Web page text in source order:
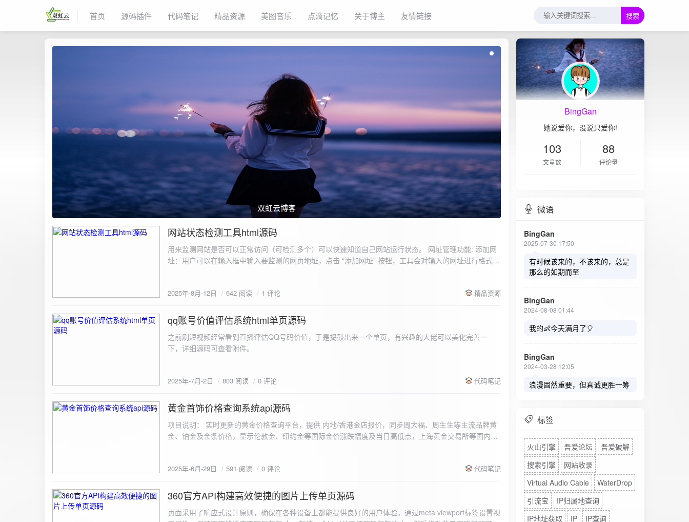
首页 源码插件 代码笔记 精品资源 美图音乐 点滴记忆 关于博主 友情链接 搜索
双虹云博客
2025-8-12
网站状态检测工具html源码
用来监测网站是否可以正常访问（可检测多个）可以快速知道自己网站运行状态。 网址管理功能: 添加网
址：用户可以在输入框中输入要监测的网页地址，点击 “添加网址” 按钮，工具会对输入的网址进行格式验
同时也会从筛选下拉框中移除该网址选项。筛选网址：右侧面板有一个 “筛选网址” 的下拉框，用户可以选
测功能： 设置监测间隔：用户可以在输入框中设置监测间隔时间（单位为秒），默认值为 60 秒。开始 /
停止监测：点击 “开始监测” 按钮，工具会立即对所有已添加的网址进行一次检测，之后按照设置的监测间
隔时间循环检测。点击 “停止监测” 按钮可停止监测。重试机制：在进行网址检测时，如果请求失败，会进
行最多 3 次重试，若重试后仍失败，则记录错误日志。日志记录与显示功能。 日志记录： 每次对网址进
会显示所有或筛选后的监测日志，正常状态的日志为黑色，异常状态的日志为红色。日志会自动滚动到最
2025年-8月-12日 642 阅读 1 评论 精品资源
2025-7-2
qq账号价值评估系统html单页源码
之前刷短视频经常看到直播评估QQ号码价值，于是捣鼓出来一个单页，有兴趣的大佬可以美化完善一
2025年-7月-2日 803 阅读 0 评论 代码笔记
2025-6-29
黄金首饰价格查询系统api源码
项目说明： 实时更新的黄金价格查询平台，提供 内地/香港金店报价，同步周大福、周生生等主流品牌黄
金、铂金及金条价格，显示伦敦金、纽约金等国际金价涨跌幅度及当日高低点，上海黄金交易所等国内黄
2025年-6月-29日 591 阅读 0 评论 代码笔记
2025-6-24
360官方API构建高效便捷的图片上传单页源码
页面采用了响应式设计原则，确保在各种设备上都能提供良好的用户体验。通过meta viewport标签设置视
BingGan
她说爱你，没说只爱你!
103
文章数
88
评论量
微语
BingGan
2025-07-30 17:50
有时候该来的，不该来的，总是
那么的如期而至
BingGan
2024-08-08 01:44
我的👶今天满月了🎈
BingGan
2024-03-28 12:05
浪漫固然重要，但真诚更胜一筹
标签
火山引擎 吾爱论坛
吾爱破解
搜索引擎
网站收录
Virtual Audio Cable
WaterDrop
引流宝
IP归属地查询
IP地址获取
IP
IP查询